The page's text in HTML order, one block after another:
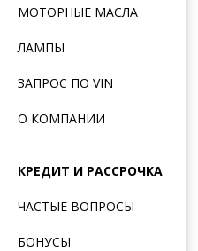
МОТОРНЫЕ МАСЛА
ЛАМПЫ
ЗАПРОС ПО VIN
О КОМПАНИИ
КРЕДИТ И РАССРОЧКА
ЧАСТЫЕ ВОПРОСЫ
БОНУСЫ